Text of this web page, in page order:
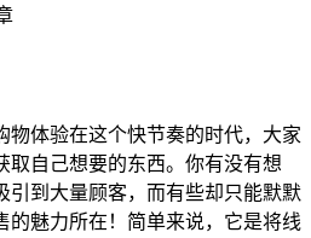
物体验在这个快节奏的时代，大家
取自己想要的东西。你有没有想
引到大量顾客，而有些却只能默默
的魅力所在！简单来说，它是将线